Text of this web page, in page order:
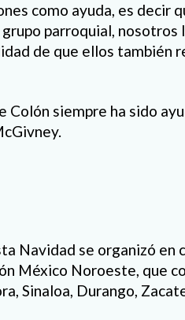
como ayuda, es decir
parroquial, nosotros
de que ellos también
siempre ha sido
Navidad se organizó en
México Noroeste, que
Sinaloa, Durango,